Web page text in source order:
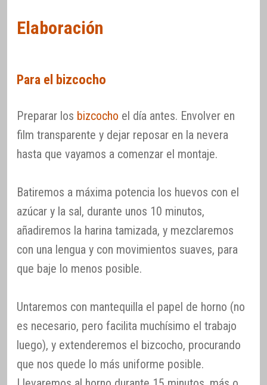
Elaboración
Para el bizcocho
Preparar los bizcocho el día antes. Envolver en
film transparente y dejar reposar en la nevera
hasta que vayamos a comenzar el montaje.
Batiremos a máxima potencia los huevos con el
azúcar y la sal, durante unos 10 minutos,
añadiremos la harina tamizada, y mezclaremos
con una lengua y con movimientos suaves, para
que baje lo menos posible.
Untaremos con mantequilla el papel de horno (no
es necesario, pero facilita muchísimo el trabajo
luego), y extenderemos el bizcocho, procurando
que nos quede lo más uniforme posible.